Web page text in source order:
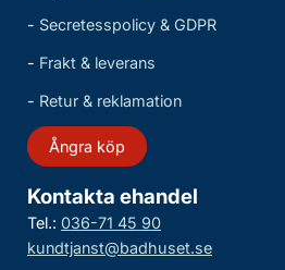
- Secretesspolicy & GDPR
- Frakt & leverans
- Retur & reklamation
Ångra köp
Kontakta ehandel
Tel.: 036-71 45 90
kundtjanst@badhuset.se